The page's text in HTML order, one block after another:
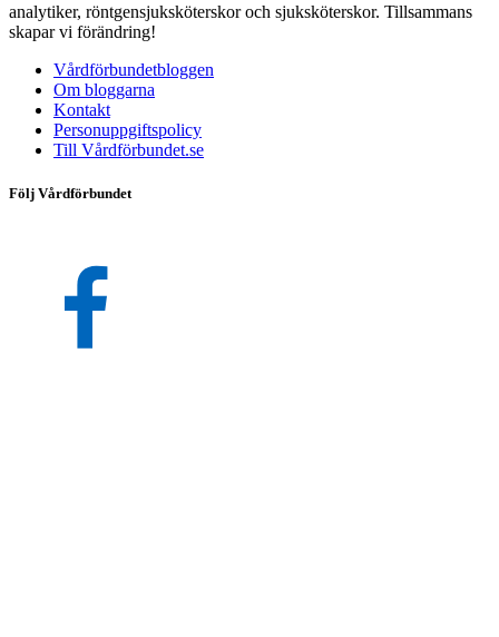
analytiker, röntgensjuksköterskor och sjuksköterskor. Tillsammans
skapar vi förändring!
Vårdförbundetbloggen
Om bloggarna
Kontakt
Personuppgiftspolicy
Till Vårdförbundet.se
Följ Vårdförbundet